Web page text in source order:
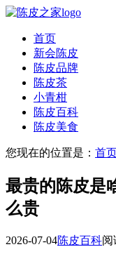
首页
新会陈皮
陈皮品牌
陈皮茶
小青柑
陈皮百科
陈皮美食
您现在的位置是： 首
最贵的陈皮是
么贵
2026-07-04陈皮百科阅